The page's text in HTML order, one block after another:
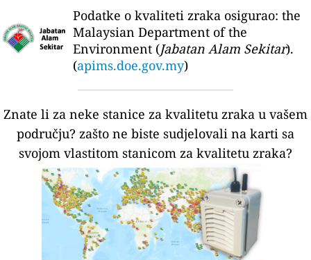
Podatke o kvaliteti zraka osigurao: the
Malaysian Department of the
Environment (Jabatan Alam Sekitar).
(apims.doe.gov.my)
Znate li za neke stanice za kvalitetu zraka u vašem
području? zašto ne biste sudjelovali na karti sa
svojom vlastitom stanicom za kvalitetu zraka?